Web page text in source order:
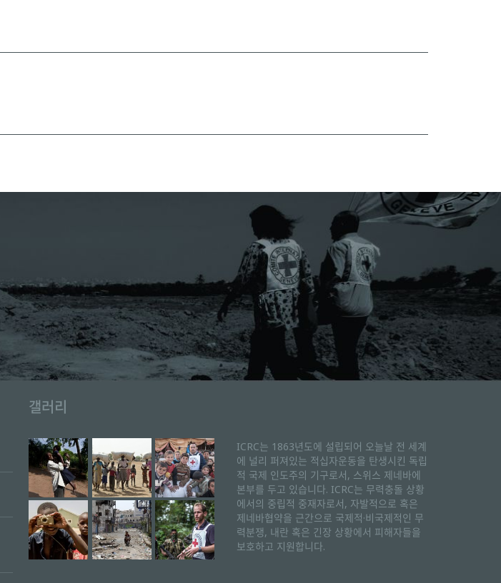
갤러리
ICRC는 1863년도에 설립되어 오늘날 전 세계
에 널리 퍼져있는 적십자운동을 탄생시킨 독립
적 국제 인도주의 기구로서, 스위스 제네바에
본부를 두고 있습니다. ICRC는 무력충돌 상황
에서의 중립적 중재자로서, 자발적으로 혹은
제네바협약을 근간으로 국제적·비국제적인 무
력분쟁, 내란 혹은 긴장 상황에서 피해자들을
보호하고 지원합니다.